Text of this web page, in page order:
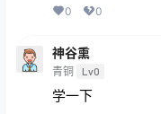
0 0
神谷熏
青铜 Lv0
学一下